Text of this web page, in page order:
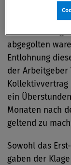
ihres
abgegolten
Entlohnung
der Arbeitgeber
Kollektivvertrag
ein
Monaten nach
geltend zu
Sowohl das
gaben der